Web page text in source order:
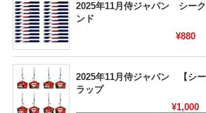
2025年11月侍ジャパン シー
ンド
¥880
2025年11月侍ジャパン 【シ
ラップ
¥1,000